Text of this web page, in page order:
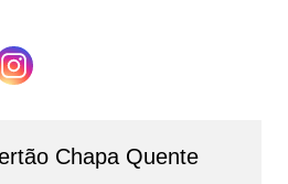
Chapa Quente